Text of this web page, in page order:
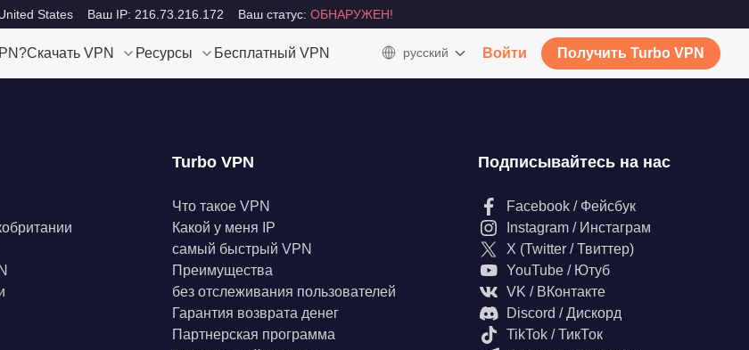
States Ваш IP: 216.73.216.172 Ваш статус: ОБНАРУЖЕН!
Скачать VPN Ресурсы Бесплатный VPN русский Войти Получить Turbo VPN
Turbo VPN
Что такое VPN
Какой у меня IP
самый быстрый VPN
Преимущества
без отслеживания пользователей
Гарантия возврата денег
Партнерская программа
Подписывайтесь на нас
Facebook / Фейсбук
Instagram / Инстаграм
X (Twitter / Твиттер)
YouTube / Ютуб
VK / ВКонтакте
Discord / Дискорд
TikTok / ТикТок